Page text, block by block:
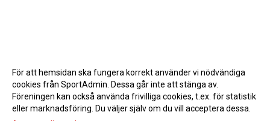
För att hemsidan ska fungera korrekt använder vi nödvändiga
cookies från SportAdmin. Dessa går inte att stänga av.
Föreningen kan också använda frivilliga cookies, t.ex. för statistik
eller marknadsföring. Du väljer själv om du vill acceptera dessa.